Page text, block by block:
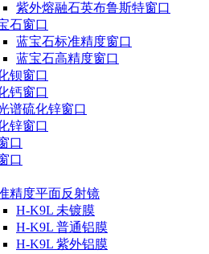
紫外熔融石英布鲁斯特窗口
石窗口
蓝宝石标准精度窗口
蓝宝石高精度窗口
钡窗口
钙窗口
谱硫化锌窗口
锌窗口
口
口
精度平面反射镜
H-K9L 未镀膜
H-K9L 普通铝膜
H-K9L 紫外铝膜